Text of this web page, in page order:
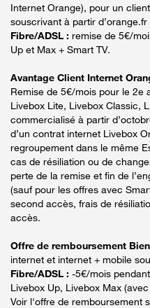
Internet Orange), pour un
souscrivant à partir d’orange.fr
Fibre/ADSL : remise de 5€/
Up et Max + Smart TV.
Avantage Client Internet
Remise de 5€/mois pour le 2e
Livebox Lite, Livebox Classic,
commercialisé à partir
d’un contrat internet Livebox
regroupement dans le même
cas de résiliation ou de
perte de la remise et fin de
(sauf pour les offres avec
second accès, frais de
accès.
Offre de remboursement
internet et internet + mobile
Fibre/ADSL : -5€/mois
Livebox Up, Livebox Max
Voir l'offre de remboursement